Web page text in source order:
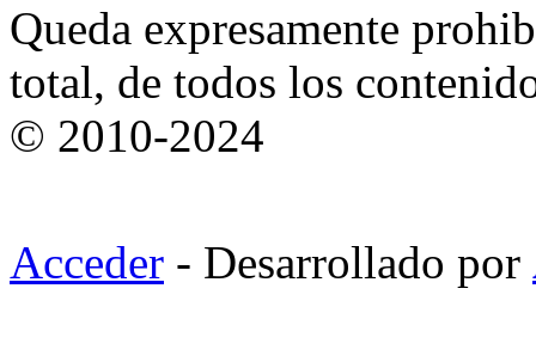
Queda expresamente
total, de todos los
© 2010-2024
Acceder - Desarrollado por